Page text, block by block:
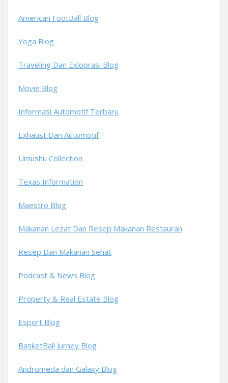
American FootBall Blog
Yoga Blog
Traveling Dan Exloprasi Blog
Movie Blog
Informasi Automotif Terbaru
Exhaust Dan Automotif
Umushu Collection
Texas Information
Maestro Blog
Makanan Lezat Dan Resep Makanan Restauran
Resep Dan Makanan Sehat
Podcast & News Blog
Property & Real Estate Blog
Esport Blog
BasketBall Jurney Blog
Andromeda dan Galaxy Blog